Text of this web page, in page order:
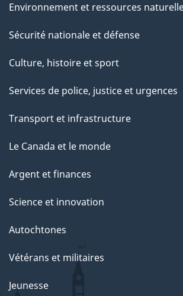
Environnement et ressources
Sécurité nationale et défense
Culture, histoire et sport
Services de police, justice et urgences
Transport et infrastructure
Le Canada et le monde
Argent et finances
Science et innovation
Autochtones
Vétérans et militaires
Jeunesse